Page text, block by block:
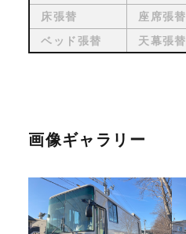
床張替
座席張替
ベッド張替
天幕張替
画像ギャラリー